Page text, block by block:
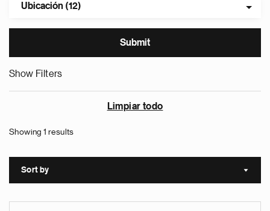
Ubicación (12)
Show Filters
Limpiar todo
Showing 1 results
Sort by Sort